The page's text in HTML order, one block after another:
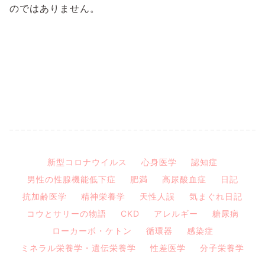
のではありません。
新型コロナウイルス 心身医学
認知症
男性の性腺機能低下症
肥満 高尿酸血症
日記
抗加齢医学
精神栄養学 天性人誤
気まぐれ日記
コウとサリーの物語
CKD アレルギー
糖尿病
ローカーボ・ケトン
循環器
感染症
ミネラル栄養学・遺伝栄養学
性差医学 分子栄養学